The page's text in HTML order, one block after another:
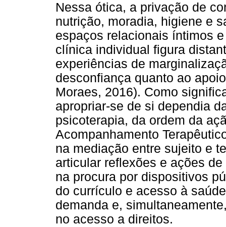
Nessa ótica, a privação de
nutrição, moradia, higiene e
espaços relacionais íntimos
clínica individual figura
experiências de
desconfiança quanto ao
Moraes, 2016). Como
apropriar-se de si dependia
psicoterapia, da ordem da
Acompanhamento
na mediação entre sujeito e
articular reflexões e ações
na procura por dispositivos
do currículo e acesso à
demanda e,
no acesso a direitos.